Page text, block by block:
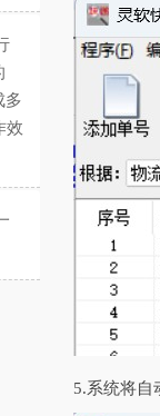
多
效
5.系统将自